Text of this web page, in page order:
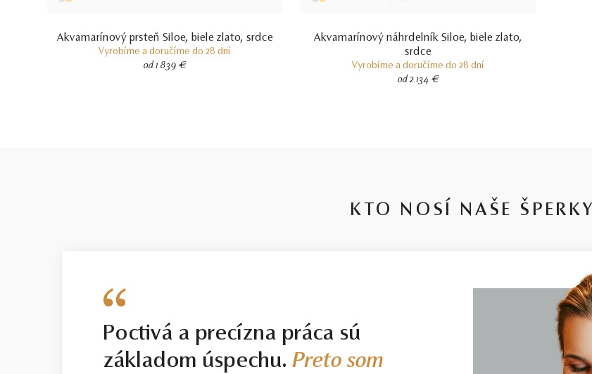
Akvamarínový prsteň Siloe, biele zlato, srdce
Vyrobíme a doručíme do 28 dní
od 1 839 €
Akvamarínový náhrdelník Siloe, biele zlato,
srdce
Vyrobíme a doručíme do 28 dní
od 2 134 €
KTO NOSÍ NAŠE ŠPERKY
Poctivá a precízna práca sú
základom úspechu.Preto som